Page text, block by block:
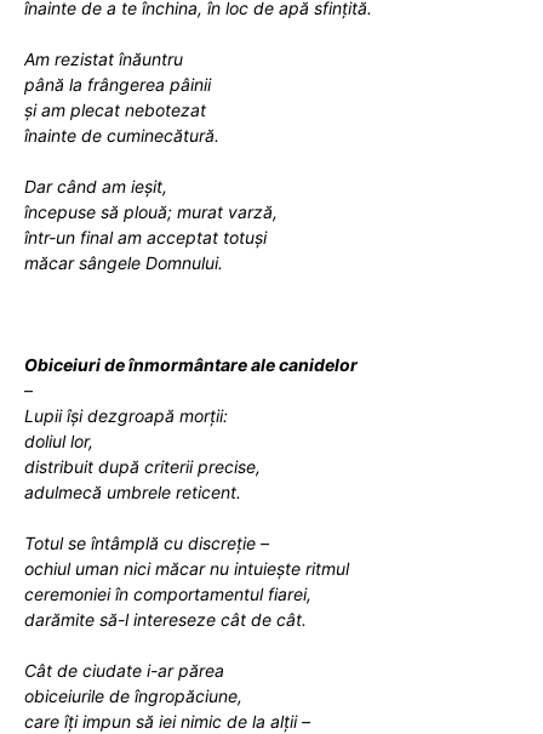
înainte de a te închina, în loc de apă sfințită.
Am rezistat înăuntru
până la frângerea pâinii
și am plecat nebotezat
înainte de cuminecătură.
Dar când am ieșit,
începuse să plouă; murat varză,
într-un final am acceptat totuși
măcar sângele Domnului.
Obiceiuri de înmormântare ale canidelor
–
Lupii își dezgroapă morții:
doliul lor,
distribuit după criterii precise,
adulmecă umbrele reticent.
Totul se întâmplă cu discreție –
ochiul uman nici măcar nu intuiește ritmul
ceremoniei în comportamentul fiarei,
darămite să-l intereseze cât de cât.
Cât de ciudate i-ar părea
obiceiurile de îngropăciune,
care îți impun să iei nimic de la alții –